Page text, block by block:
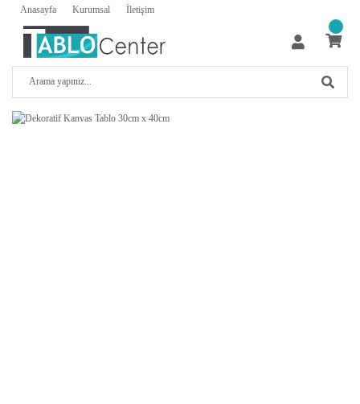
Anasayfa Kurumsal İletişim